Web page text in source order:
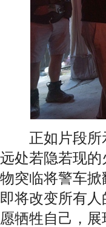
正如片段所示
远处若隐若现
物突临将警车
即将改变所有
愿牺牲自己，